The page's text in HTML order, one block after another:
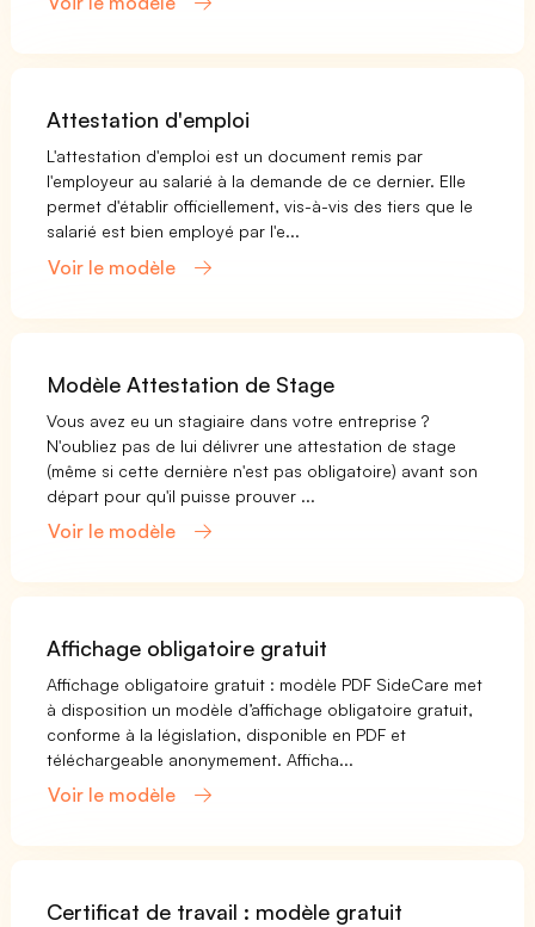
Attestation d'emploi
L'attestation d'emploi est un document remis par
l'employeur au salarié à la demande de ce dernier. Elle
permet d'établir officiellement, vis-à-vis des tiers que le
salarié est bien employé par l'e...
Voir le modèle
Modèle Attestation de Stage
Vous avez eu un stagiaire dans votre entreprise ?
N'oubliez pas de lui délivrer une attestation de stage
(même si cette dernière n'est pas obligatoire) avant son
départ pour qu'il puisse prouver ...
Voir le modèle
Affichage obligatoire gratuit
Affichage obligatoire gratuit : modèle PDF SideCare met
à disposition un modèle d’affichage obligatoire gratuit,
conforme à la législation, disponible en PDF et
téléchargeable anonymement. Afficha...
Voir le modèle
Certificat de travail : modèle gratuit